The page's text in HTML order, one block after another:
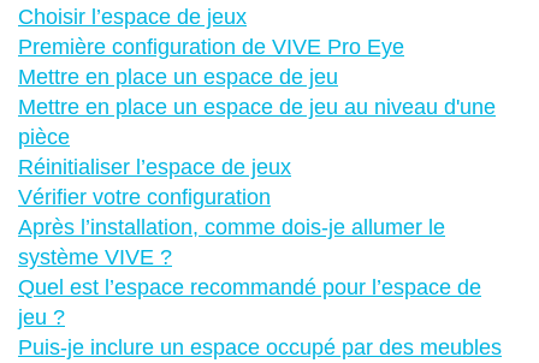
Choisir l’espace de jeux
Première configuration de VIVE Pro Eye
Mettre en place un espace de jeu
Mettre en place un espace de jeu au niveau d'une
pièce
Réinitialiser l’espace de jeux
Vérifier votre configuration
Après l’installation, comme dois-je allumer le
système VIVE ?
Quel est l’espace recommandé pour l’espace de
jeu ?
Puis-je inclure un espace occupé par des meubles